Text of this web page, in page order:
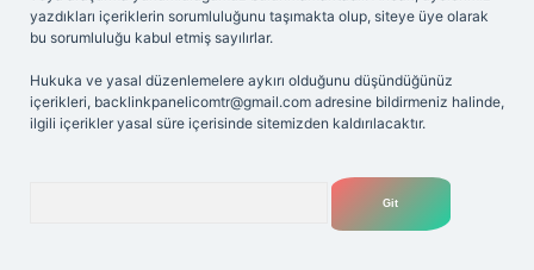
yazdıkları içeriklerin sorumluluğunu taşımakta olup, siteye üye olarak
bu sorumluluğu kabul etmiş sayılırlar.
Hukuka ve yasal düzenlemelere aykırı olduğunu düşündüğünüz
içerikleri, backlinkpanelicomtr@gmail.com adresine bildirmeniz halinde,
ilgili içerikler yasal süre içerisinde sitemizden kaldırılacaktır.